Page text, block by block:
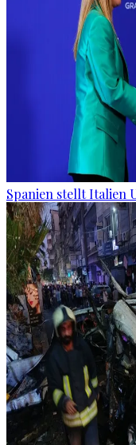
Spanien stellt Italien